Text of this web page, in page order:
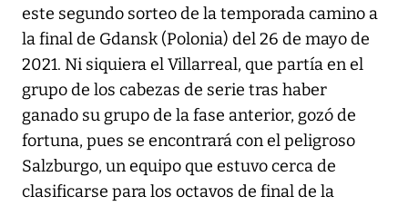
este segundo sorteo de la temporada camino a
la final de Gdansk (Polonia) del 26 de mayo de
2021. Ni siquiera el Villarreal, que partía en el
grupo de los cabezas de serie tras haber
ganado su grupo de la fase anterior, gozó de
fortuna, pues se encontrará con el peligroso
Salzburgo, un equipo que estuvo cerca de
clasificarse para los octavos de final de la